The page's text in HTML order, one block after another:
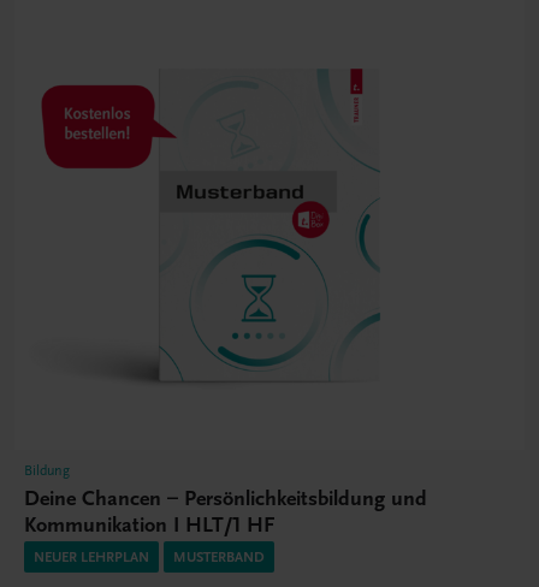
Bildung
Deine Chancen – Persönlichkeitsbildung und
Kommunikation I HLT/1 HF
NEUER LEHRPLAN MUSTERBAND